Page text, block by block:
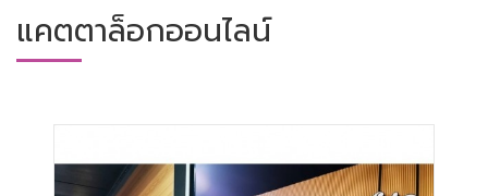
แคตตาล็อกออนไลน์